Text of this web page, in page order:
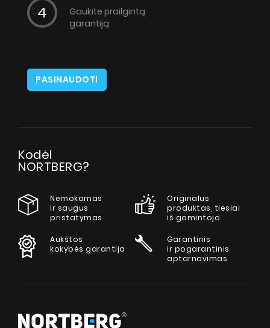
Gaukite prailgintą
garantiją
PASINAUDOTI
Kodėl
NORTBERG?
Nemokamas
ir saugus
pristatymas
Originalus
produktas, tiesiai
iš gamintojo
Aukštos
kokybės garantija
Garantinis
ir pogarantinis
aptarnavimas